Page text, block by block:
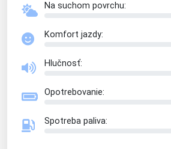
Na suchom povrchu:
Komfort jazdy:
Hlučnosť:
Opotrebovanie:
Spotreba paliva: